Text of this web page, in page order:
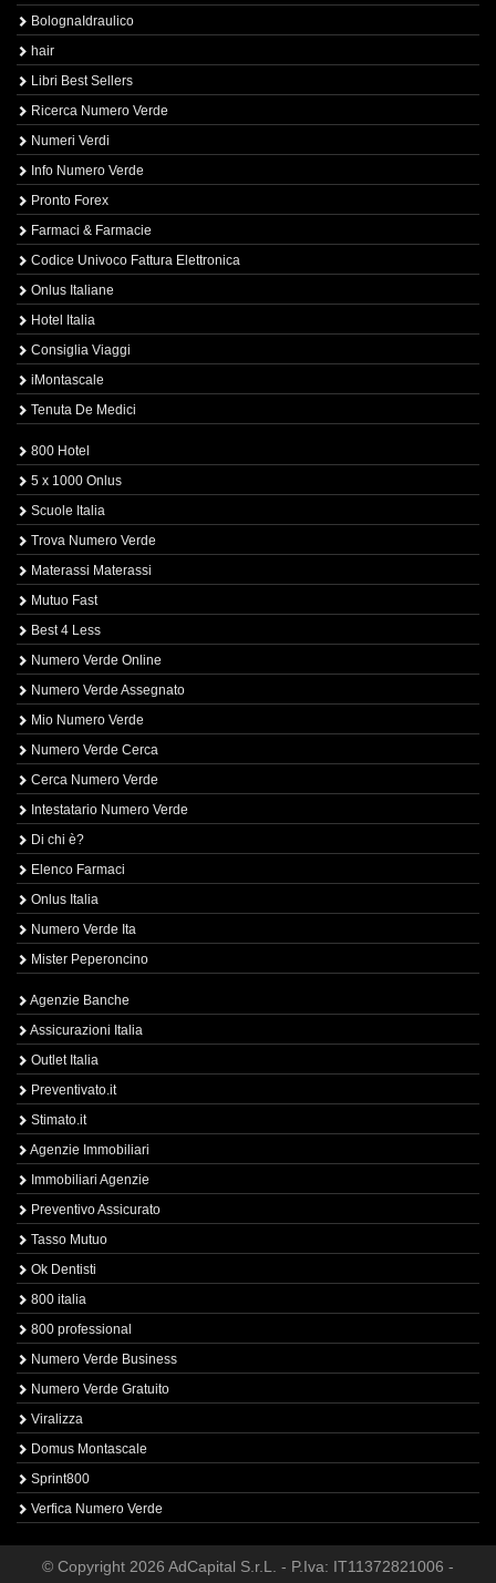
BolognaIdraulico
hair
Libri Best Sellers
Ricerca Numero Verde
Numeri Verdi
Info Numero Verde
Pronto Forex
Farmaci & Farmacie
Codice Univoco Fattura Elettronica
Onlus Italiane
Hotel Italia
Consiglia Viaggi
iMontascale
Tenuta De Medici
800 Hotel
5 x 1000 Onlus
Scuole Italia
Trova Numero Verde
Materassi Materassi
Mutuo Fast
Best 4 Less
Numero Verde Online
Numero Verde Assegnato
Mio Numero Verde
Numero Verde Cerca
Cerca Numero Verde
Intestatario Numero Verde
Di chi è?
Elenco Farmaci
Onlus Italia
Numero Verde Ita
Mister Peperoncino
Agenzie Banche
Assicurazioni Italia
Outlet Italia
Preventivato.it
Stimato.it
Agenzie Immobiliari
Immobiliari Agenzie
Preventivo Assicurato
Tasso Mutuo
Ok Dentisti
800 italia
800 professional
Numero Verde Business
Numero Verde Gratuito
Viralizza
Domus Montascale
Sprint800
Verfica Numero Verde
© Copyright 2026 AdCapital S.r.L. - P.Iva: IT11372821006 -